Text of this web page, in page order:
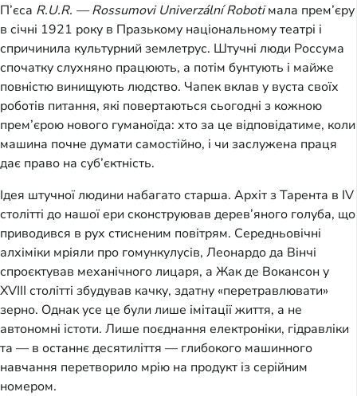
П’єса R.U.R. — Rossumovi Univerzální Robotiмала прем’єру
в січні 1921 року в Празькому національному театрі і
спричинила культурний землетрус. Штучні люди Россума
спочатку слухняно працюють, а потім бунтують і майже
повністю винищують людство. Чапек вклав у вуста своїх
роботів питання, які повертаються сьогодні з кожною
прем’єрою нового гуманоїда: хто за це відповідатиме, коли
машина почне думати самостійно, і чи заслужена праця
дає право на суб’єктність.
Ідея штучної людини набагато старша. Архіт з Тарента в IV
столітті до нашої ери сконструював дерев’яного голуба, що
приводився в рух стисненим повітрям. Середньовічні
алхіміки мріяли про гомункулусів, Леонардо да Вінчі
спроєктував механічного лицаря, а Жак де Вокансон у
XVIII столітті збудував качку, здатну «перетравлювати»
зерно. Однак усе це були лише імітації життя, а не
автономні істоти. Лише поєднання електроніки, гідравліки
та — в останнє десятиліття — глибокого машинного
навчання перетворило мрію на продукт із серійним
номером.